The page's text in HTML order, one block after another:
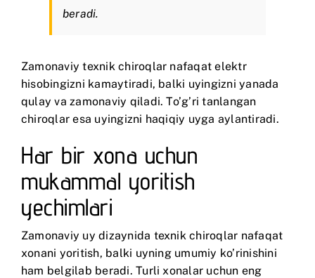
beradi.
Zamonaviy texnik chiroqlar nafaqat elektr
hisobingizni kamaytiradi, balki uyingizni yanada
qulay va zamonaviy qiladi. To’g’ri tanlangan
chiroqlar esa uyingizni haqiqiy uyga aylantiradi.
Har bir xona uchun
mukammal yoritish
yechimlari
Zamonaviy uy dizaynida texnik chiroqlar nafaqat
xonani yoritish, balki uyning umumiy ko’rinishini
ham belgilab beradi. Turli xonalar uchun eng